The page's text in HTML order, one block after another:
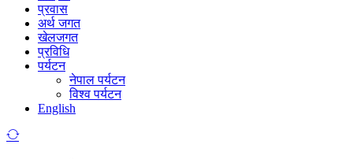
प्रवास
अर्थ जगत
खेलजगत
प्रविधि
पर्यटन
नेपाल पर्यटन
विश्व पर्यटन
English